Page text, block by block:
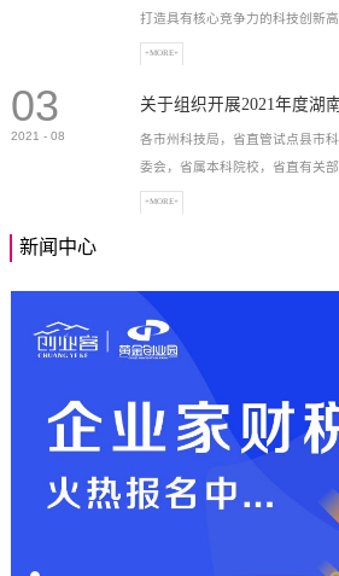
打造具有核心竞争力的科技创新
高新技术企业，充分...
+MORE+
03
2021 - 08
各市州科技局，省直管试点县市
委会，省属本科院校，省直有关部
+MORE+
新闻中心